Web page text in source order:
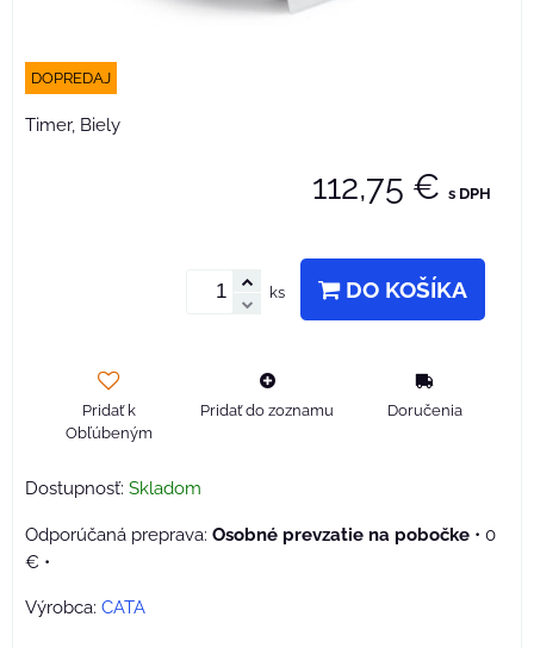
DOPREDAJ
Timer, Biely
112,75 € s DPH
ks DO KOŠÍKA
Pridať k
Obľúbeným
Pridať do zoznamu Doručenia
Dostupnosť: Skladom
Osobné prevzatie na pobočke • 0
€ •
Výrobca: CATA